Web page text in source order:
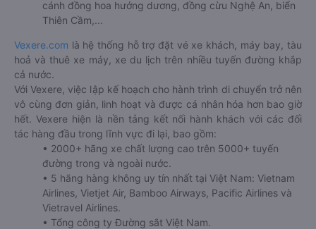
cánh đồng hoa hướng dương, đồng cừu Nghệ An, biển
Thiên Cầm,...
Vexere.com là hệ thống hỗ trợ đặt vé xe khách, máy bay, tàu
hoả và thuê xe máy, xe du lịch trên nhiều tuyến đường khắp
cả nước.
Với Vexere, việc lập kế hoạch cho hành trình di chuyển trở nên
vô cùng đơn giản, linh hoạt và được cá nhân hóa hơn bao giờ
hết. Vexere hiện là nền tảng kết nối hành khách với các đối
tác hàng đầu trong lĩnh vực đi lại, bao gồm:
• 2000+ hãng xe chất lượng cao trên 5000+ tuyến
đường trong và ngoài nước.
• 5 hãng hàng không uy tín nhất tại Việt Nam: Vietnam
Airlines, Vietjet Air, Bamboo Airways, Pacific Airlines và
Vietravel Airlines.
• Tổng công ty Đường sắt Việt Nam.